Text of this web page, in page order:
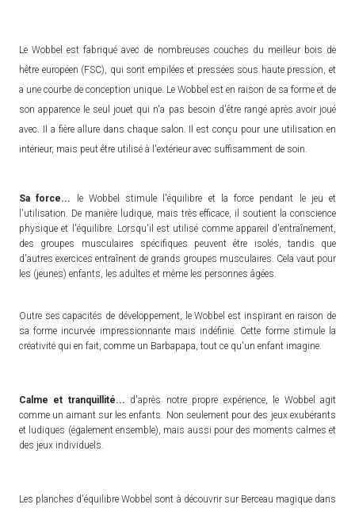
Le Wobbel est fabriqué avec de nombreuses couches du meilleur bois de
hêtre européen (FSC), qui sont empilées et pressées sous haute pression, et
a une courbe de conception unique. Le Wobbel est en raison de sa forme et de
son apparence le seul jouet qui n'a pas besoin d'être rangé après avoir joué
avec. Il a fière allure dans chaque salon. Il est conçu pour une utilisation en
intérieur, mais peut être utilisé à l'extérieur avec suffisamment de soin.
Sa force...
e Wobbel stimule l'équilibre et la force pendant le jeu et
l'utilisation. De manière ludique, mais très efficace, il soutient la conscience
physique et l'équilibre. Lorsqu'il est utilisé comme appareil d'entraînement,
des groupes musculaires spécifiques peuvent être isolés, tandis que
d'autres exercices entraînent de grands groupes musculaires. Cela vaut pour
les (jeunes) enfants, les adultes et même les personnes âgées.
Outre ses capacités de développement, le Wobbel est inspirant en raison de
sa forme incurvée impressionnante mais indéfinie. Cette forme stimule la
créativité qui en fait, comme un Barbapapa, tout ce qu'un enfant imagine.
Calme et tranquillité... d'après notre propre expérience, le Wobbel agit
comme un aimant sur les enfants. Non seulement pour des jeux exubérants
et ludiques (également ensemble), mais aussi pour des moments calmes et
des jeux individuels.
Les planches d'équilibre Wobbel sont à découvrir sur Berceau magique dans